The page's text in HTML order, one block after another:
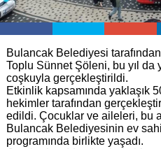
Bulancak Belediyesi
Toplu Sünnet Şöleni, bu yıl da
coşkuyla gerçekleştirildi.
Etkinlik kapsamında yaklaşık
hekimler tarafından
edildi. Çocuklar ve aileleri, bu
Bulancak Belediyesinin ev
programında birlikte yaşadı.